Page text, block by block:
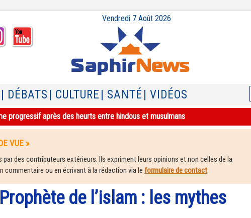
Vendredi 7 Août 2026
| DÉBATS | CULTURE | SANTÉ | VIDÉOS
progressif après des heurts entre hindous et musulmans
VUE »
des contributeurs extérieurs. Ils expriment leurs opinions et non celles de la
commentaire ou en écrivant à la rédaction via le formulaire de contact.
de l’islam : les mythes